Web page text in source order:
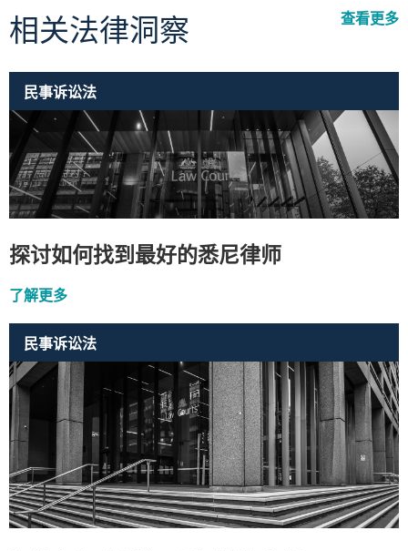
相关法律洞察 查看更多
民事诉讼法
探讨如何找到最好的悉尼律师
了解更多
民事诉讼法